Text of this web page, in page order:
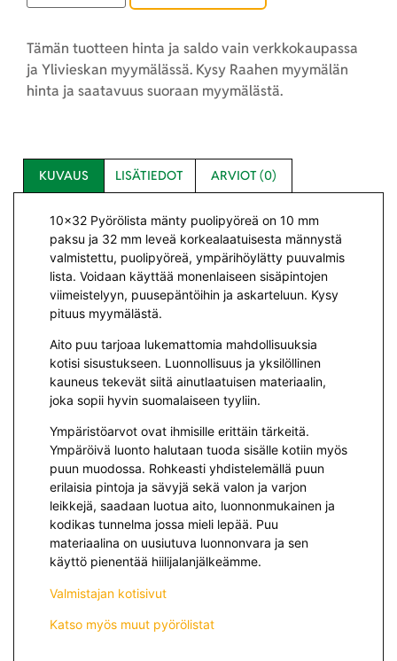
Tämän tuotteen hinta ja saldo vain verkkokaupassa
ja Ylivieskan myymälässä. Kysy Raahen myymälän
hinta ja saatavuus suoraan myymälästä.
KUVAUS LISÄTIEDOT ARVIOT (0)
10×32 Pyörölista mänty puolipyöreä on 10 mm
paksu ja 32 mm leveä korkealaatuisesta männystä
valmistettu, puolipyöreä, ympärihöylätty puuvalmis
lista. Voidaan käyttää monenlaiseen sisäpintojen
viimeistelyyn, puusepäntöihin ja askarteluun. Kysy
pituus myymälästä.
Aito puu tarjoaa lukemattomia mahdollisuuksia
kotisi sisustukseen. Luonnollisuus ja yksilöllinen
kauneus tekevät siitä ainutlaatuisen materiaalin,
joka sopii hyvin suomalaiseen tyyliin.
Ympäristöarvot ovat ihmisille erittäin tärkeitä.
Ympäröivä luonto halutaan tuoda sisälle kotiin myös
puun muodossa. Rohkeasti yhdistelemällä puun
erilaisia pintoja ja sävyjä sekä valon ja varjon
leikkejä, saadaan luotua aito, luonnonmukainen ja
kodikas tunnelma jossa mieli lepää. Puu
materiaalina on uusiutuva luonnonvara ja sen
käyttö pienentää hiilijalanjälkeämme.
Valmistajan kotisivut
Katso myös muut pyörölistat